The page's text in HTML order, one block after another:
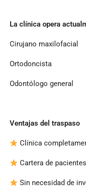
La clínica opera
Cirujano maxilofacial
Ortodoncista
Odontólogo general
Ventajas del traspaso
Clínica
Cartera de
Sin necesidad de